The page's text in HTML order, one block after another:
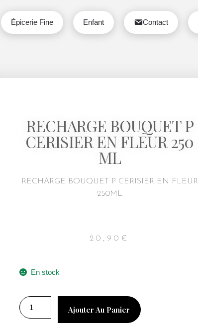
Épicerie Fine Enfant Contact
RECHARGE BOUQUET P
CERISIER EN FLEUR 250
ML
RECHARGE BOUQUET P CERISIER EN FLEUR
250ML
20,90 €
En stock
Ajouter Au Panier